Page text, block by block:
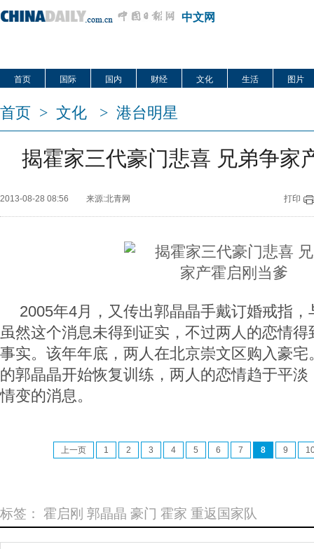
中文网
首页 国际 国内 财经 文化 生活 图片
首页 > 文化 > 港台明星
揭霍家三代豪门悲喜 兄弟争家
2013-08-28 08:56 来源:北青网 打印
2005年4月，又传出郭晶晶手戴订婚戒指
虽然这个消息未得到证实，不过两人的恋情
事实。该年年底，两人在北京崇文区购入豪
的郭晶晶开始恢复训练，两人的恋情趋于平
情变的消息。
上一页 1 2 3 4 5 6 7 8 9
标签： 霍启刚 郭晶晶 豪门 霍家 重返国家队